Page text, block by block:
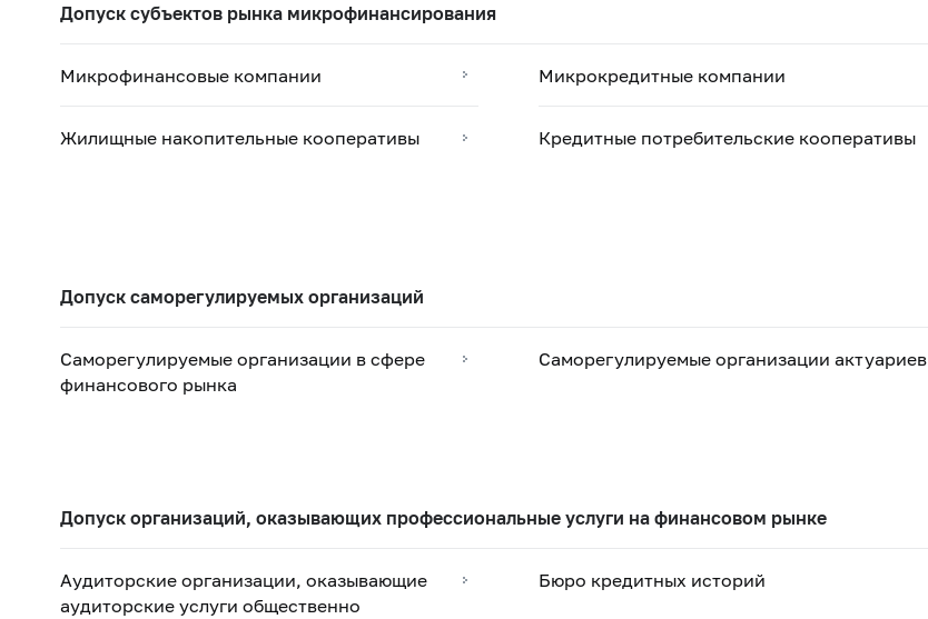
Допуск субъектов рынка микрофинансирования
Микрофинансовые компании Микрокредитные компании
Жилищные накопительные кооперативы Кредитные потребительские кооперативы
Допуск саморегулируемых организаций
Саморегулируемые организации в сфере
финансового рынка
Саморегулируемые организации актуариев
Допуск организаций, оказывающих профессиональные услуги на финансовом рынке
Аудиторские организации, оказывающие
аудиторские услуги общественно
Бюро кредитных историй